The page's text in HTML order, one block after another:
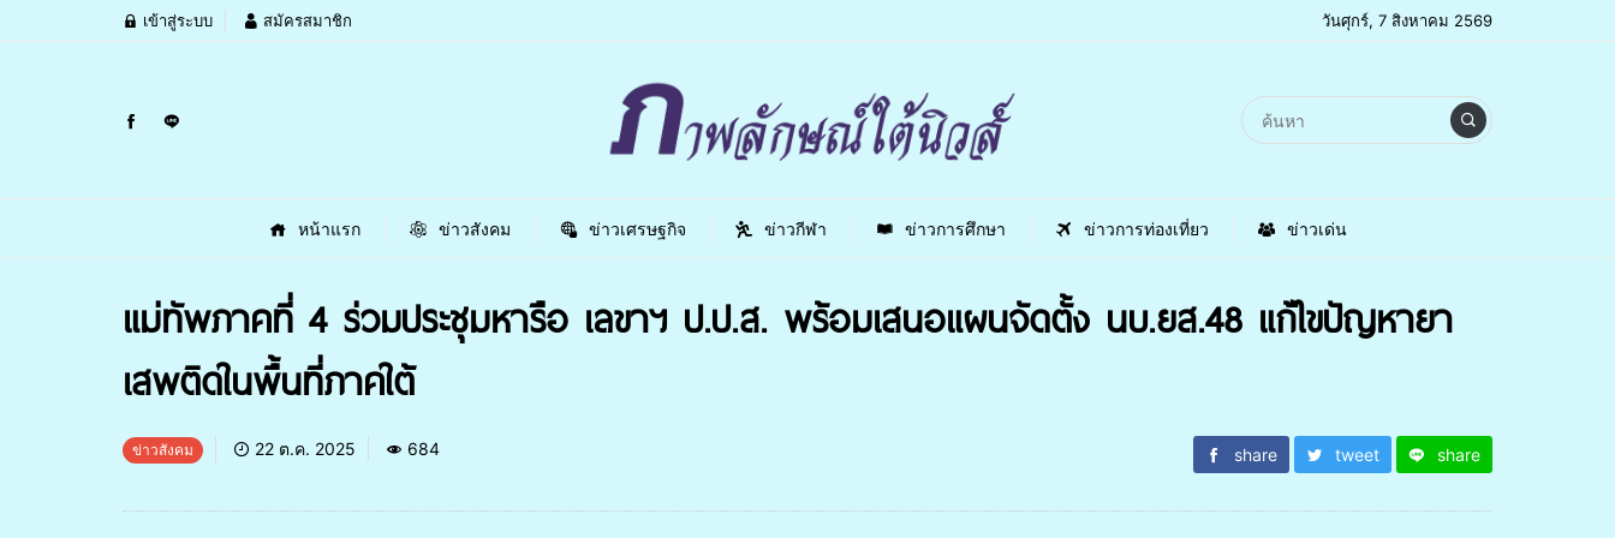
เข้าสู่ระบบ สมัครสมาชิก วันศุกร์, 7 สิงหาคม 2569
หน้าแรก ข่าวสังคม ข่าวเศรษฐกิจ ข่าวกีฬา ข่าวการศึกษา ข่าวการท่องเที่ยว ข่าวเด่น
แม่ทัพภาคที่ 4 ร่วมประชุมหารือ เลขาฯ ป.ป.ส. พร้อมเสนอแผนจัดตั้ง นบ.ยส.48 แก้ไขปัญหายา
เสพติดในพื้นที่ภาคใต้
ข่าวสังคม 22 ต.ค. 2025 684 share tweet share